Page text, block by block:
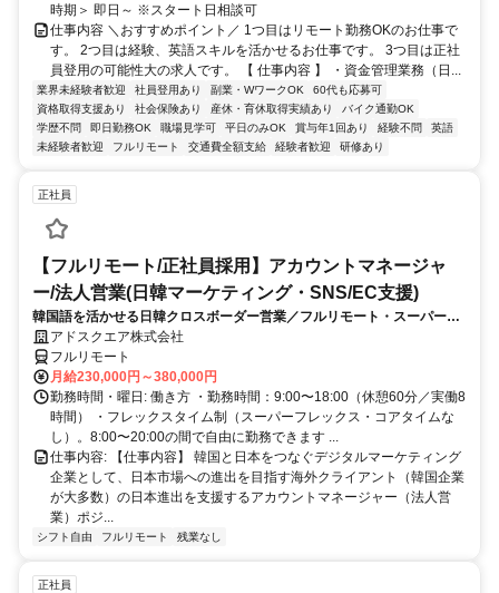
時期＞ 即日～ ※スタート日相談可
仕事内容 ＼おすすめポイント／ 1つ目はリモート勤務OKのお仕事で
す。 2つ目は経験、英語スキルを活かせるお仕事です。 3つ目は正社
員登用の可能性大の求人です。 【 仕事内容 】 ・資金管理業務（日...
業界未経験者歓迎 社員登用あり 副業・WワークOK
60代も応募可
資格取得支援あり
社会保険あり 産休・育休取得実績あり
バイク通勤OK
学歴不問
即日勤務OK 職場見学可 平日のみOK 賞与年1回あり 経験不問
英語
未経験者歓迎
フルリモート 交通費全額支給 経験者歓迎 研修あり
正社員
【フルリモート/正社員採用】アカウントマネージャ
ー/法人営業(日韓マーケティング・SNS/EC支援)
韓国語を活かせる日韓クロスボーダー営業／フルリモート・スーパーフ
レックス
アドスクエア株式会社
フルリモート
月給230,000円～380,000円
勤務時間・曜日: 働き方 ・勤務時間：9:00〜18:00（休憩60分／実働8
時間） ・フレックスタイム制（スーパーフレックス・コアタイムな
し）。8:00〜20:00の間で自由に勤務できます ...
仕事内容: 【仕事内容】 韓国と日本をつなぐデジタルマーケティング
企業として、日本市場への進出を目指す海外クライアント（韓国企業
が大多数）の日本進出を支援するアカウントマネージャー（法人営
業）ポジ...
シフト自由 フルリモート 残業なし
正社員